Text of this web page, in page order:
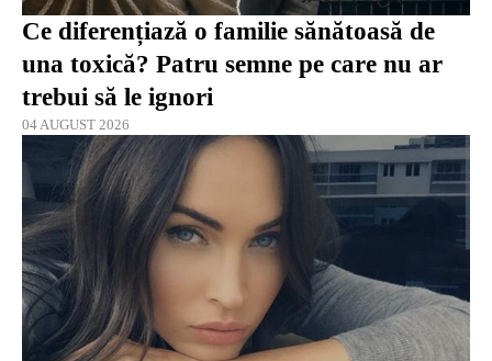
Ce diferențiază o familie sănătoasă de
una toxică? Patru semne pe care nu ar
trebui să le ignori
04 AUGUST 2026